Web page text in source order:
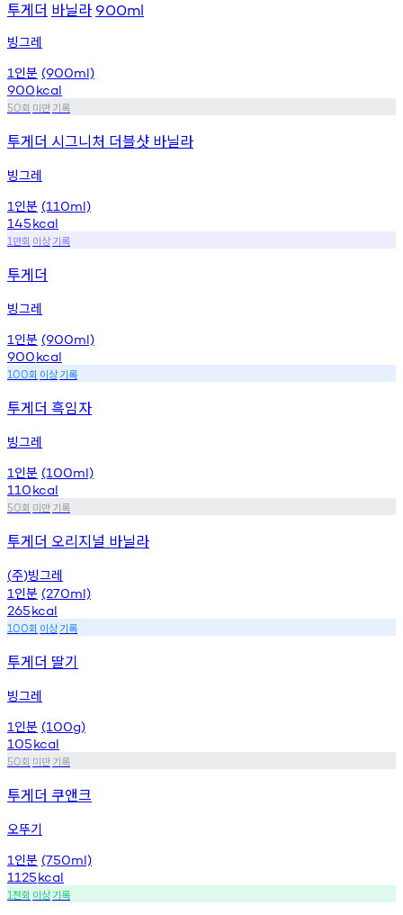
투게더 바닐라 900ml
빙그레
1 인분 (900ml)
900kcal
50회 미만기록
투게더 시그니처 더블샷 바닐라
빙그레
1 인분 (110ml)
145kcal
1 만회 이상기록
투게더
빙그레
1 인분 (900ml)
900kcal
100회 이상기록
투게더 흑임자
빙그레
1 인분 (100ml)
110kcal
50회 미만기록
투게더 오리지널 바닐라
(주)빙그레
1 인분 (270ml)
265kcal
100회 이상기록
투게더 딸기
빙그레
1 인분 (100g)
105kcal
50회 미만기록
투게더 쿠앤크
오뚜기
1 인분 (750ml)
1125kcal
1천회 이상기록